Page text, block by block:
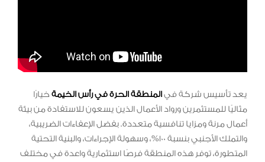
يعد تأسيس شركة فيالمنطقة الحرة في رأس الخيمةخيارًا
مثاليًا للمستثمرين ورواد الأعمال الذين يسعون للاستفادة من بيئة
أعمال مرنة ومزايا تنافسية متعددة. بفضل الإعفاءات الضريبية،
والتملك الأجنبي بنسبة 100%، وسهولة الإجراءات، والبنية التحتية
المتطورة، توفر هذه المنطقة فرصًا استثمارية واعدة في مختلف